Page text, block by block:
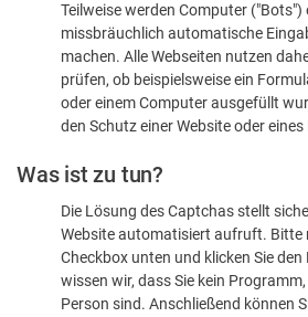
dass
sind
Teilweise werden Computer ("Bots")
missbräuchlich automatische
machen. Alle Webseiten nutzen
prüfen, ob beispielsweise ein
oder einem Computer ausgefüllt
den Schutz einer Website oder
Was ist zu tun?
Die Lösung des Captchas stellt
Website automatisiert aufruft. Bitte
Checkbox unten und klicken Sie den
wissen wir, dass Sie kein
Person sind. Anschließend können